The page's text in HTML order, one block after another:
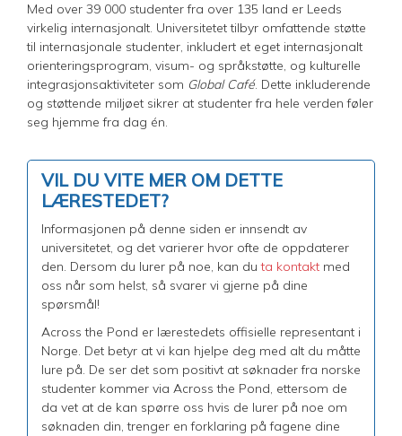
Med over 39 000 studenter fra over 135 land er Leeds
virkelig internasjonalt. Universitetet tilbyr omfattende støtte
til internasjonale studenter, inkludert et eget internasjonalt
orienteringsprogram, visum- og språkstøtte, og kulturelle
integrasjonsaktiviteter som Global Café. Dette inkluderende
og støttende miljøet sikrer at studenter fra hele verden føler
seg hjemme fra dag én.
VIL DU VITE MER OM DETTE
LÆRESTEDET?
Informasjonen på denne siden er innsendt av
universitetet, og det varierer hvor ofte de oppdaterer
den. Dersom du lurer på noe, kan duta kontakt med
oss når som helst, så svarer vi gjerne på dine
spørsmål!
Across the Pond er lærestedets offisielle representant i
Norge. Det betyr at vi kan hjelpe deg med alt du måtte
lure på. De ser det som positivt at søknader fra norske
studenter kommer via Across the Pond, ettersom de
da vet at de kan spørre oss hvis de lurer på noe om
søknaden din, trenger en forklaring på fagene dine